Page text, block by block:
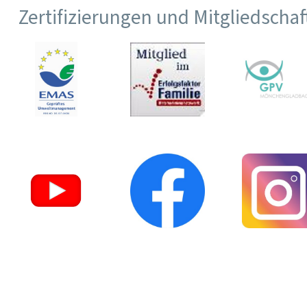
Zertifizierungen und